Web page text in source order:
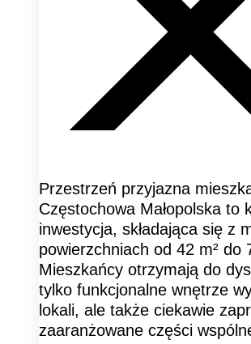
Przestrzeń przyjazna
Częstochowa Małopolska to
inwestycja, składająca się z
powierzchniach od 42 m² do
Mieszkańcy otrzymają do
tylko funkcjonalne wnętrze
lokali, ale także ciekawie
zaaranżowane części